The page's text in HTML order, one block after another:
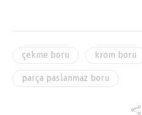
çekme boru krom boru
parça paslanmaz boru